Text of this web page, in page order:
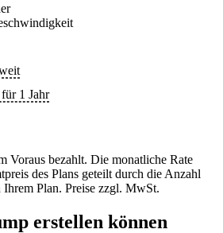
1 Jahr
Voraus bezahlt. Die monatliche Rate
des Plans geteilt durch die Anzahl
Ihrem Plan. Preise zzgl. MwSt.
erstellen können